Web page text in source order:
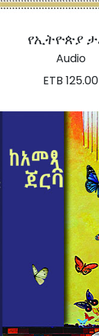
የኢትዮጵያ
Audio
ETB 125.00